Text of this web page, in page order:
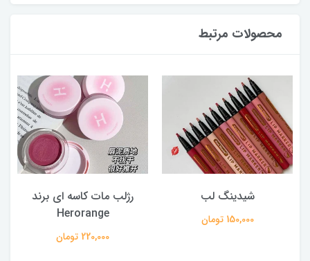
محصولات مرتبط
شیدینگ لب
150,000 تومان
رژلب مات کاسه ای برند
Herorange
220,000 تومان